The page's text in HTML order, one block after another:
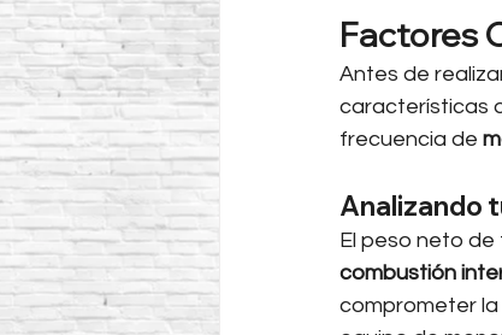
Factores
Antes de
características
frecuencia de
Analizando
El peso neto de
combustión
comprometer